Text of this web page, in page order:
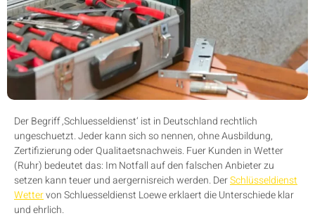
Der Begriff ‚Schluesseldienst‘ ist in Deutschland rechtlich
ungeschuetzt. Jeder kann sich so nennen, ohne Ausbildung,
Zertifizierung oder Qualitaetsnachweis. Fuer Kunden in Wetter
(Ruhr) bedeutet das: Im Notfall auf den falschen Anbieter zu
setzen kann teuer und aergernisreich werden. DerSchlüsseldienst
Wettervon Schluesseldienst Loewe erklaert die Unterschiede klar
und ehrlich.